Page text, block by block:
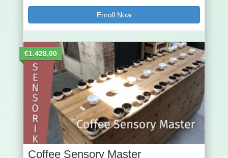
Enroll Now
€1.428,00
Coffee Sensory Master